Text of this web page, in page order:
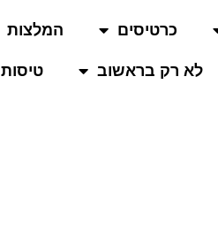
כרטיסים המלצות
לא רק בראשוב טיסות